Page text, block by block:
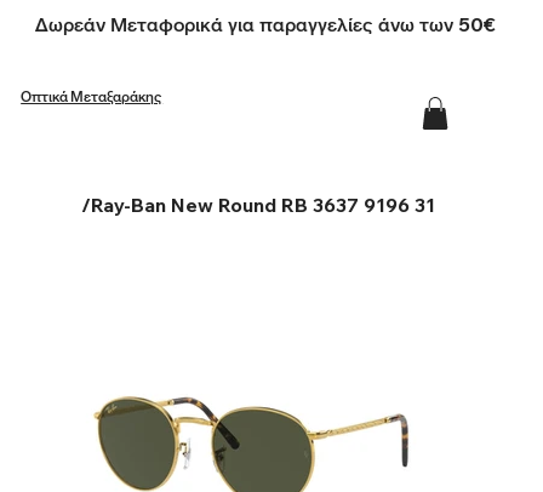
Δωρεάν Μεταφορικά για παραγγελίες άνω των 50€
Οπτικά Μεταξαράκης
/Ray-Ban New Round RB 3637 9196 31